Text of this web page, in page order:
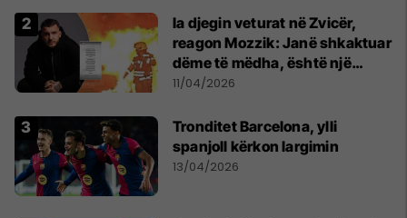
Ia djegin veturat në Zvicër,
reagon Mozzik: Janë shkaktuar
dëme të mëdha, është një
bandë nga Franca
11/04/2026
Tronditet Barcelona, ylli
spanjoll kërkon largimin
13/04/2026